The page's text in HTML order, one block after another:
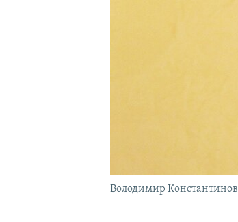
Володимир Константинов